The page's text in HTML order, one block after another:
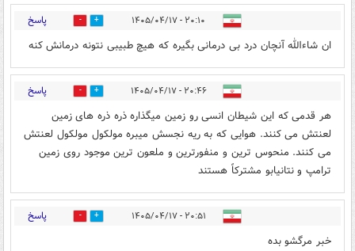
۲۰:۱۰ - ۱۴۰۵/۰۴/۱۷ 0 پاسخ
ان شاءالله آنچان درد بی درمانی بگیره که هیچ طبیبی نتونه درمانش کنه
۲۰:۴۶ - ۱۴۰۵/۰۴/۱۷ 0 پاسخ
هر قدمی که این شیطان انسی رو زمین میگذاره ذره ذره های زمین
لعنتش می کنند. هوایی که به ریه نجسش میبره مولکول مولکول لعنتش
می کنند. منحوس ترین و منفورترین و ملعون ترین موجود روی زمین
ترامپ و نتانیابو مشترکاً هستند
۲۰:۵۱ - ۱۴۰۵/۰۴/۱۷ 31 پاسخ
خبر مرگشو بده